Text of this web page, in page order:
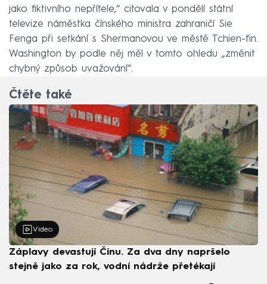
jako fiktivního nepřítele,“ citovala v pondělí státní
televize náměstka čínského ministra zahraničí Sie
Fenga při setkání s Shermanovou ve městě Tchien-ťin.
Washington by podle něj měl v tomto ohledu „změnit
chybný způsob uvažování“.
Čtěte také
Video
Záplavy devastují Čínu. Za dva dny napršelo
stejně jako za rok, vodní nádrže přetékají